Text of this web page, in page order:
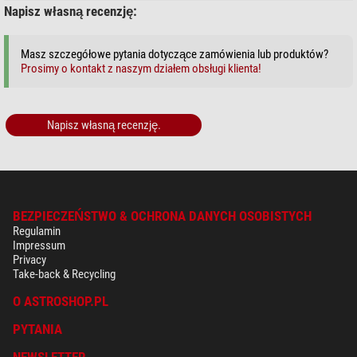
Seria
Napisz własną recenzję:
Masz szczegółowe pytania dotyczące zamówienia lub produktów?
Prosimy o kontakt z naszym działem obsługi klienta!
Napisz własną recenzję.
BEZPIECZEŃSTWO & OCHRONA DANYCH OSOBISTYCH
Regulamin
Impressum
Privacy
Take-back & Recycling
O ASTROSHOP.PL
PYTANIA